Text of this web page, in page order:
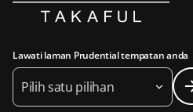
Lawati laman Prudential tempatan anda
Pilih satu pilihan